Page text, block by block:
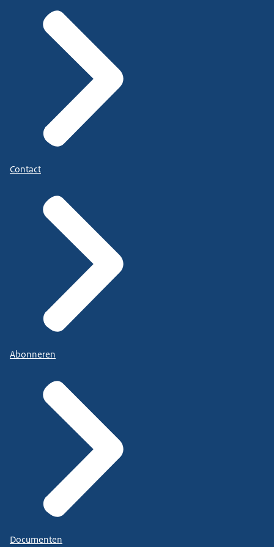
Contact
Abonneren
Documenten